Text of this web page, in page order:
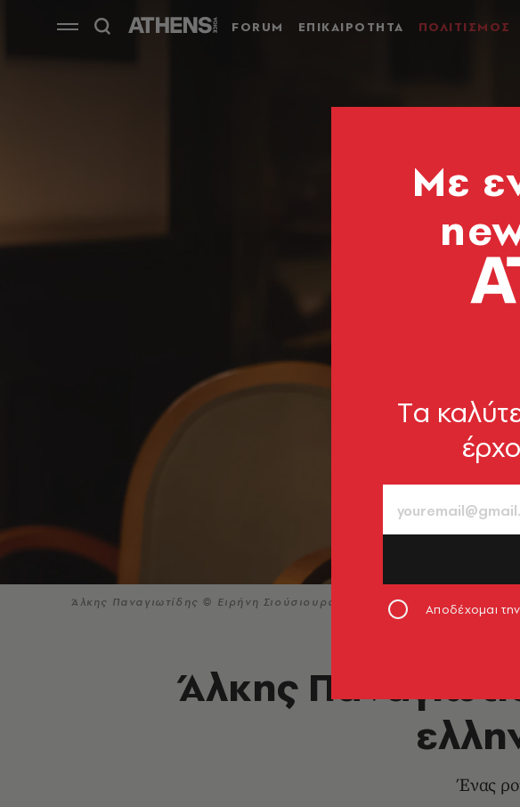
FORUM ΕΠΙΚΑΙΡΟΤΗΤΑ ΠΟΛΙΤΙΣΜΟΣ
Άλκης Παναγιωτίδης © Ειρήνη Σιούσιουρα
Άλκης
Ένας
Mε
Tα
Αποδέχομαι την